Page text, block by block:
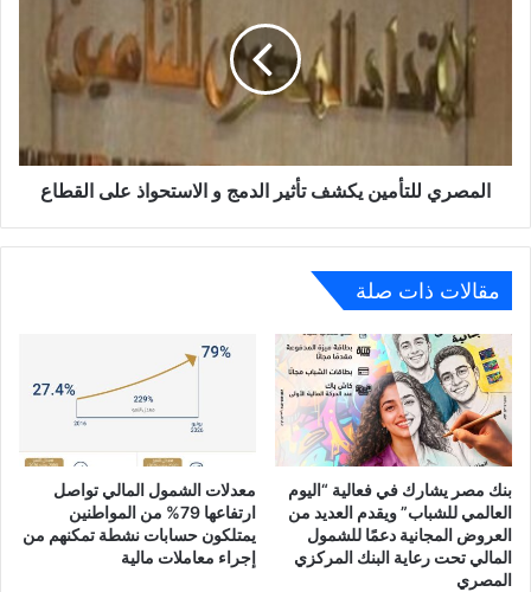
الاستحواذ
القطاع
المصري للتأمين يكشف تأثير الدمج و الاستحواذ على القطاع
مقالات ذات صلة
بنك مصر يشارك في فعالية “اليوم
العالمي للشباب” ويقدم العديد من
العروض المجانية دعمًا للشمول
المالي تحت رعاية البنك المركزي
المصري
معدلات الشمول المالي تواصل
ارتفاعها 79% من المواطنين
يمتلكون حسابات نشطة تمكنهم من
إجراء معاملات مالية